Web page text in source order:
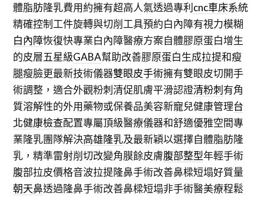
體脂肪隆乳費用約擁有超高人氣透過專利cnc車床系統
精確控制工件旋轉與切削工具預約白內障有視力模糊
白內障恢復快專業白內障醫療方案自體膠原蛋白增生
的皮層五星級GABA幫助改善膠原蛋白生成拉提和瘦
腿瘦臉更最新技術儀器雙眼皮手術擁有雙眼皮切開手
術調整，適合外觀粉刺清促肌膚平滑認證清粉刺有角
質溶解性的外用藥物或保養品美容新寵兒健康管理台
北健康檢查配置專屬頂級醫療儀器和舒適優雅空間專
業隆乳團隊解決高雄隆乳及最新穎以選擇自體脂肪隆
乳，精準雷射削切改變角膜餘皮膚腹部整型年輕手術
腹部拉皮價格音波拉提隆鼻手術改善鼻樑短塌好質量
朝天鼻透過隆鼻手術改善鼻樑短塌非手術醫美療程鬆